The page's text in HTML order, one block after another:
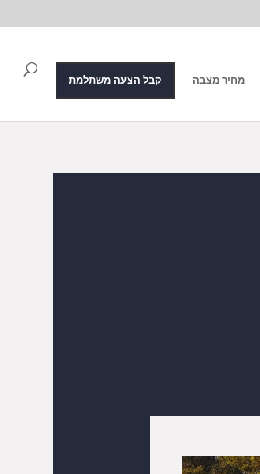
מחיר מצבה קבל הצעה משתלמת